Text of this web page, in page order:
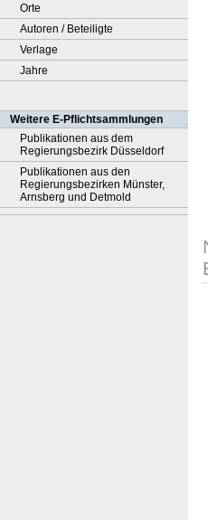
Orte
Autoren / Beteiligte
Verlage
Jahre
Weitere E-Pflichtsammlungen
Publikationen aus dem
Regierungsbezirk Düsseldorf
Publikationen aus den
Regierungsbezirken Münster,
Arnsberg und Detmold